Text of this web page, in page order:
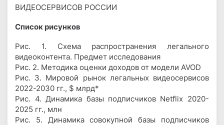
ВИДЕОСЕРВИСОВ РОССИИ
Список рисунков
Рис. 1. Схема распространения легального
видеоконтента. Предмет исследования
Рис. 2. Методика оценки доходов от модели AVOD
Рис. 3. Мировой рынок легальных видеосервисов
2022-2030 гг., $ млрд*
Рис. 4. Динамика базы подписчиков Netflix 2020-
2025 гг., млн
Рис. 5. Динамика совокупной базы подписчиков